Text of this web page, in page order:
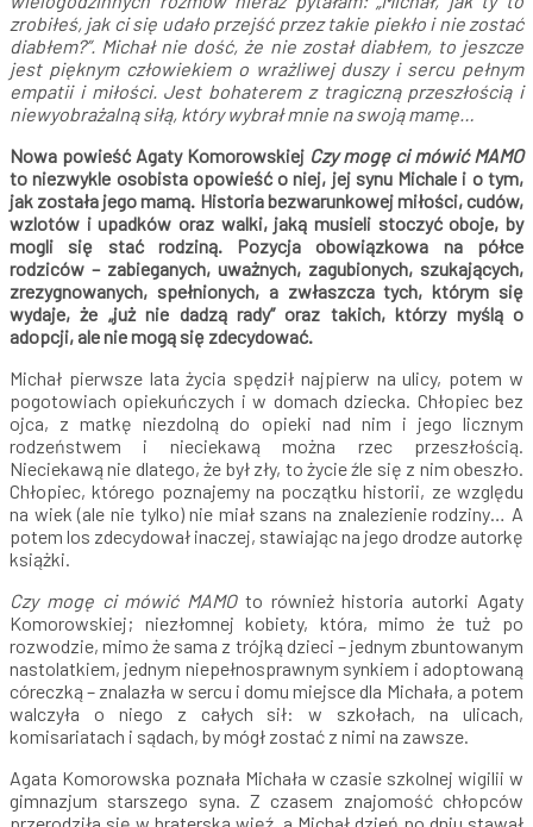
zrobiłeś, jak ci się udało przejść przez takie piekło i nie zostać
diabłem?”. Michał nie dość, że nie został diabłem, to jeszcze
jest pięknym człowiekiem o wrażliwej duszy i sercu pełnym
empatii i miłości. Jest bohaterem z tragiczną przeszłością i
niewyobrażalną siłą, który wybrał mnie na swoją mamę…
Nowa powieść Agaty Komorowskiej Czy mogę ci mówić MAMO
to niezwykle osobista opowieść o niej, jej synu Michale i o tym,
jak została jego mamą. Historia bezwarunkowej miłości, cudów,
wzlotów i upadków oraz walki, jaką musieli stoczyć oboje, by
mogli się stać rodziną. Pozycja obowiązkowa na półce
rodziców – zabieganych, uważnych, zagubionych, szukających,
zrezygnowanych, spełnionych, a zwłaszcza tych, którym się
wydaje, że „już nie dadzą rady” oraz takich, którzy myślą o
adopcji, ale nie mogą się zdecydować.
Michał pierwsze lata życia spędził najpierw na ulicy, potem w
pogotowiach opiekuńczych i w domach dziecka. Chłopiec bez
ojca, z matkę niezdolną do opieki nad nim i jego licznym
rodzeństwem i nieciekawą można rzec przeszłością.
Nieciekawą nie dlatego, że był zły, to życie źle się z nim obeszło.
Chłopiec, którego poznajemy na początku historii, ze względu
na wiek (ale nie tylko) nie miał szans na znalezienie rodziny… A
potem los zdecydował inaczej, stawiając na jego drodze autorkę
książki.
Czy mogę ci mówić MAMOto również historia autorki Agaty
Komorowskiej; niezłomnej kobiety, która, mimo że tuż po
rozwodzie, mimo że sama z trójką dzieci – jednym zbuntowanym
nastolatkiem, jednym niepełnosprawnym synkiem i adoptowaną
córeczką – znalazła w sercu i domu miejsce dla Michała, a potem
walczyła o niego z całych sił: w szkołach, na ulicach,
komisariatach i sądach, by mógł zostać z nimi na zawsze.
Agata Komorowska poznała Michała w czasie szkolnej wigilii w
gimnazjum starszego syna. Z czasem znajomość chłopców
przerodziła się w braterską więź, a Michał dzień po dniu stawał